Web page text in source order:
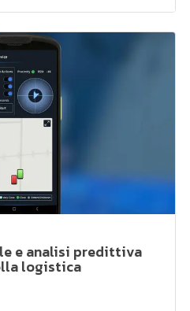
e analisi predittiva
logistica